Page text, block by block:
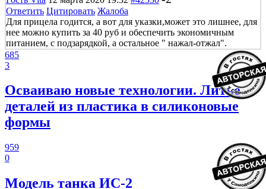
Ответить Цитировать Жалоба
Для прицела годится, а вот для указки,может это лишнее, для
нее можно купить за 40 руб и обеспечить экономичным
питанием, с подзарядкой, а остальное " нажал-отжал".
685
3
Осваиваю новые технологии. Литье
деталей из пластика в силиконовые
формы
959
0
Модель танка ИС-2